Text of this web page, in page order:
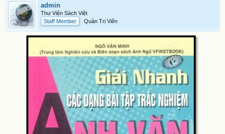
admin
Thư Viện Sách Việt
Staff Member
Quản Trị Viên